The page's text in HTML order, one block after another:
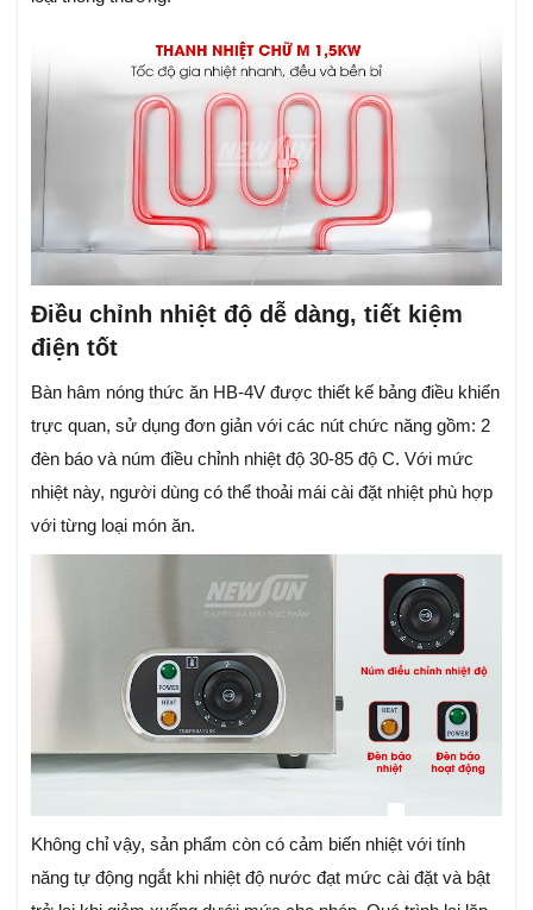
Điều chỉnh nhiệt độ dễ dàng, tiết kiệm
điện tốt
Bàn hâm nóng thức ăn HB-4V được thiết kế bảng điều khiển
trực quan, sử dụng đơn giản với các nút chức năng gồm: 2
đèn báo và núm điều chỉnh nhiệt độ 30-85 độ C. Với mức
nhiệt này, người dùng có thể thoải mái cài đặt nhiệt phù hợp
với từng loại món ăn.
Không chỉ vậy, sản phẩm còn có cảm biến nhiệt với tính
năng tự động ngắt khi nhiệt độ nước đạt mức cài đặt và bật